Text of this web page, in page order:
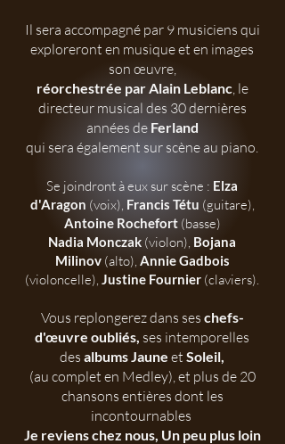
Il sera accompagné par 9 musiciens qui
exploreront en musique et en images
son œuvre,
réorchestrée par Alain Leblanc, le
directeur musical des 30 dernières
années de Ferland
qui sera également sur scène au piano.
Se joindront à eux sur scène : Elza
d'Aragon (voix), Francis Tétu (guitare),
Antoine Rochefort(basse)
Nadia Monczak (violon), Bojana
Milinov (alto), Annie Gadbois
(violoncelle), Justine Fournier (claviers).
Vous replongerez dans ses chefs-
d'œuvre oubliés, ses intemporelles
des albums Jaune et Soleil,
(au complet en Medley), et plus de 20
chansons entières dont les
incontournables
Je reviens chez nous, Un peu plus loin